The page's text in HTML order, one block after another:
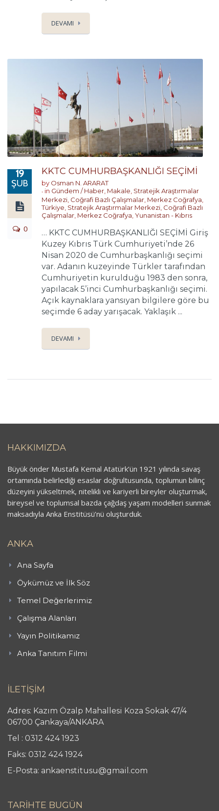
DEVAMI
19
ŞUB
0
KKTC CUMHURBAŞKANLIĞI SEÇİMİ
by Osman N. ARARAT
in Gündem / Haber Makale Stratejik Araştırmalar
Merkezi Coğrafi Bazlı Çalışmalar Merkez Coğrafya
Türkiye Stratejik Araştırmalar Merkezi Coğrafi Bazlı
Çalışmalar Merkez Coğrafya Yunanistan - Kıbrıs
… KKTC CUMHURBAŞKANLIĞI SEÇİMİ Giriş
Kuzey Kıbrıs Türk Cumhuriyeti’nde 26
Nisan 2020 de Cumhurbaşkanlığı seçimi
var. Adanın kuzeyinde Türkler tarafından
Cumhuriyetin kurulduğu 1983 den sonra,
yapılacak 5’inci Cumhurbaşkanlığı seçimi.
Açık kaynaklara yansıyan bilgilere göre bu
seçimde 6 aday yarışacak. Yaklaşık ...
DEVAMI
HAKKIMIZDA
Büyük önder Mustafa Kemal Atatürk’ün 1921 yılında savaş
ortamında belirlediği esaslar doğrultusunda, toplumun bilinç
düzeyini yükseltmek, nitelikli ve kariyerli bireyler oluşturmak,
bireysel ve toplumsal bazda çağdaş yaşam modelleri sunmak
maksadıyla Anka Enstitüsü’nü oluşturduk.
ANKA
Ana Sayfa
Öykümüz ve İlk Söz
Temel Değerlerimiz
Çalışma Alanları
Yayın Politikamız
Anka Tanıtım Filmi
İLETİŞİM
Adres: Kazım Özalp Mahallesi Koza Sokak 47/4
06700 Çankaya/ANKARA
Tel : 0312 424 1923
Faks: 0312 424 1924
E-Posta: ankaenstitusu@gmail.com
TARİHTE BUGÜN